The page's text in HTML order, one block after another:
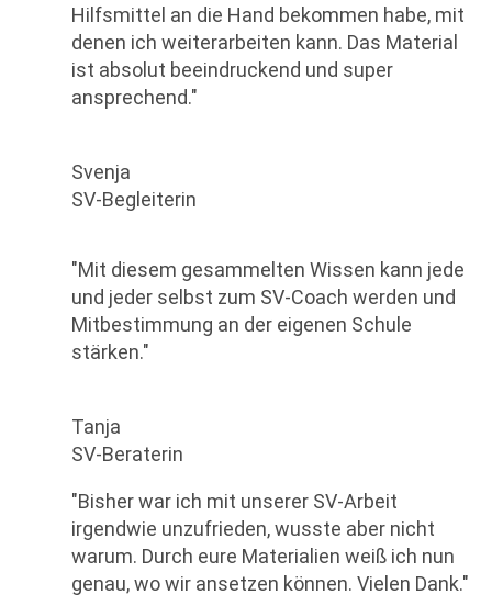
Hilfsmittel an die Hand bekommen habe, mit
denen ich weiterarbeiten kann. Das Material
ist absolut beeindruckend und super
ansprechend."
Svenja
SV-Begleiterin
"Mit diesem gesammelten Wissen kann jede
und jeder selbst zum SV-Coach werden und
Mitbestimmung an der eigenen Schule
stärken."
Tanja
SV-Beraterin
"Bisher war ich mit unserer SV-Arbeit
irgendwie unzufrieden, wusste aber nicht
warum. Durch eure Materialien weiß ich nun
genau, wo wir ansetzen können. Vielen Dank."